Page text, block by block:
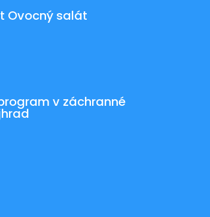
Ovocný salát
v záchranné